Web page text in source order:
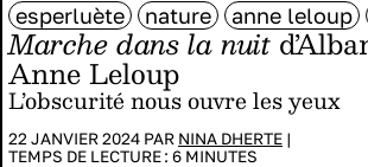
Marche dans la nuit
Anne Leloup
L’obscurité nous ouvre les yeux
22 JANVIER 2024 PAR NINA DHERTE |
TEMPS DE LECTURE : 6 MINUTES
esperluète
nature anne leloup